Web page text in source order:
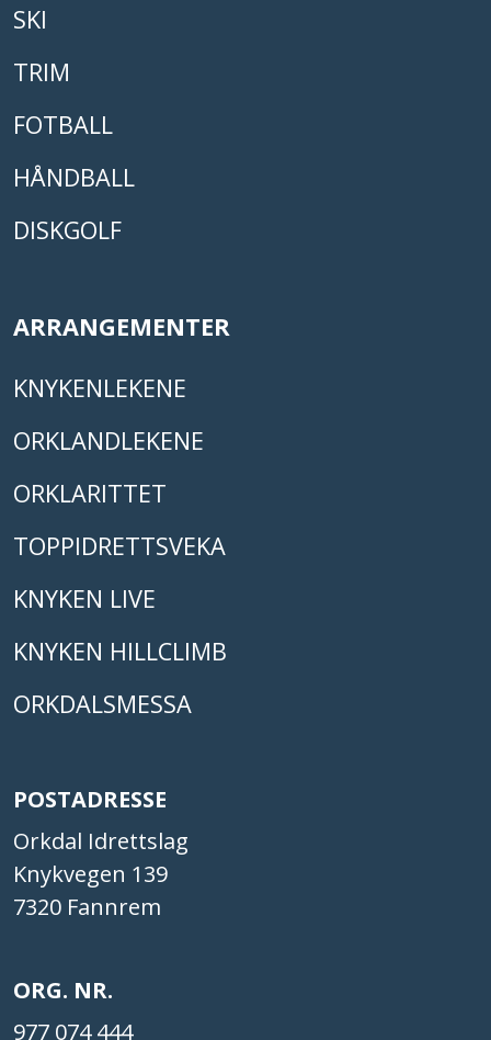
SKI
TRIM
FOTBALL
HÅNDBALL
DISKGOLF
ARRANGEMENTER
KNYKENLEKENE
ORKLANDLEKENE
ORKLARITTET
TOPPIDRETTSVEKA
KNYKEN LIVE
KNYKEN HILLCLIMB
ORKDALSMESSA
POSTADRESSE
Orkdal Idrettslag
Knykvegen 139
7320 Fannrem
ORG. NR.
977 074 444